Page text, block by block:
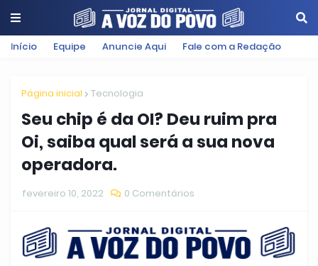
Início Equipe Anuncie Aqui Fale com a Redação
Página inicial Tecnologia
Seu chip é da OI? Deu ruim pra
Oi, saiba qual será a sua nova
operadora.
fevereiro 10, 2022 0 Comentários